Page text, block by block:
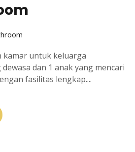
kamar untuk keluarga
dan 1 anak yang mencari
fasilitas lengkap....